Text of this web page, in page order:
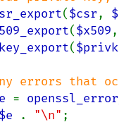
($csr,
($x509,
(
=
$e . "\n" ;